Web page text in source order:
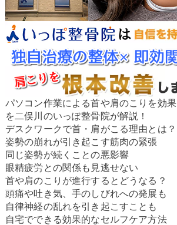
パソコン作業による首や肩のこりを効
を二俣川のいっぽ整骨院が解説！
デスクワークで首・肩がこる理由とは？
姿勢の崩れが引き起こす筋肉の緊張
同じ姿勢が続くことの悪影響
眼精疲労との関係も見逃せない
首や肩のこりが進行するとどうなる？
頭痛や吐き気、手のしびれへの発展も
自律神経の乱れを引き起こすことも
自宅でできる効果的なセルフケア方法